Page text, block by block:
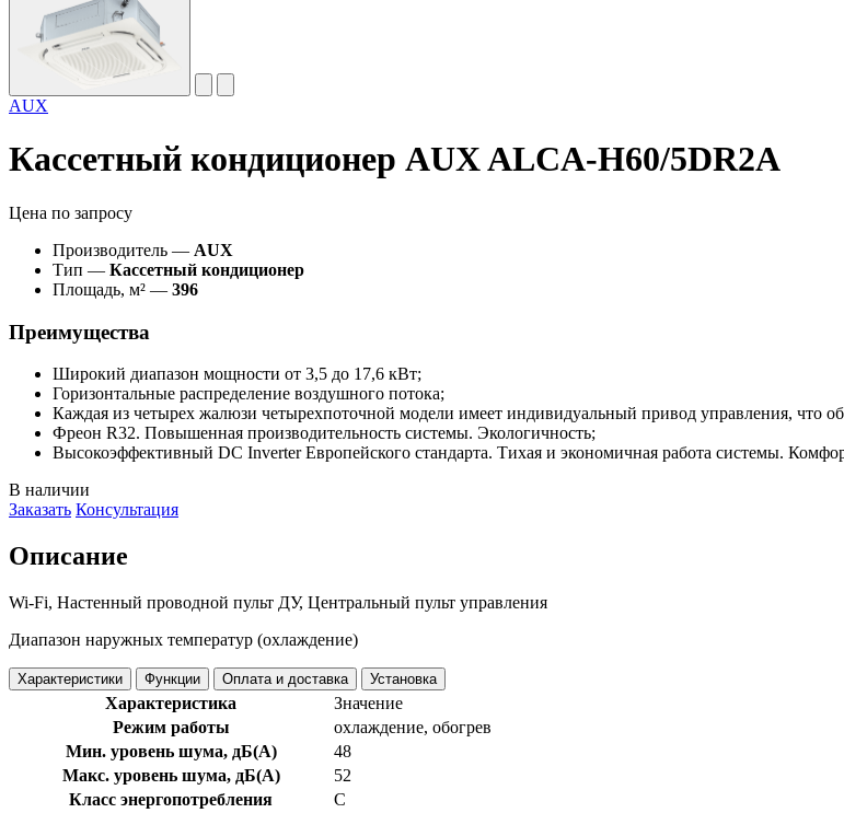
AUX
Кассетный кондиционер AUX ALCA-H60/5DR2A
Цена по запросу
Производитель — AUX
Тип — Кассетный кондиционер
Площадь, м² — 396
Преимущества
Широкий диапазон мощности от 3,5 до 17,6 кВт;
Горизонтальные распределение воздушного потока;
Каждая из четырех жалюзи четырехпоточной модели имеет индивидуальный привод управления, что
Фреон R32. Повышенная производительность системы. Экологичность;
Высокоэффективный DC Inverter Европейского стандарта. Тихая и экономичная работа системы.
В наличии
Заказать Консультация
Описание
Wi-Fi, Настенный проводной пульт ДУ, Центральный пульт управления
Диапазон наружных температур (охлаждение)
Характеристики Функции Оплата и доставка Установка
Характеристика
Значение
Режим работы
охлаждение, обогрев
Мин. уровень шума, дБ(А)
48
Макс. уровень шума, дБ(А)
52
Класс энергопотребления
C